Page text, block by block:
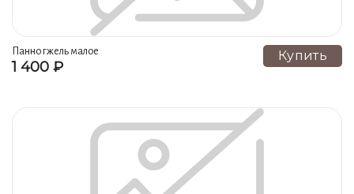
Панно гжель малое
1 400 ₽
Купить